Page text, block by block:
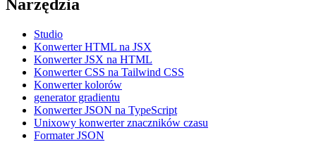
Narzędzia
Studio
Konwerter HTML na JSX
Konwerter JSX na HTML
Konwerter CSS na Tailwind CSS
Konwerter kolorów
generator gradientu
Konwerter JSON na TypeScript
Unixowy konwerter znaczników czasu
Formater JSON